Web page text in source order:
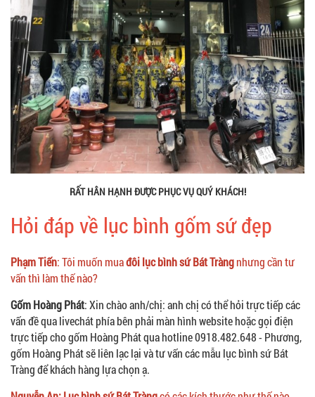
RẤT HÂN HẠNH ĐƯỢC PHỤC VỤ QUÝ KHÁCH!
Hỏi đáp về lục bình gốm sứ đẹp
Phạm Tiến: Tôi muốn muađôi lục bình sứ Bát Tràngnhưng cần tư
vấn thì làm thế nào?
Gốm Hoàng Phát: Xin chào anh/chị: anh chị có thể hỏi trực tiếp các
vấn đề qua livechát phía bên phải màn hình website hoặc gọi điện
trực tiếp cho gốm Hoàng Phát qua hotline 0918.482.648 - Phương,
gốm Hoàng Phát sẽ liên lạc lại và tư vấn các mẫu lục bình sứ Bát
Tràng để khách hàng lựa chọn ạ.